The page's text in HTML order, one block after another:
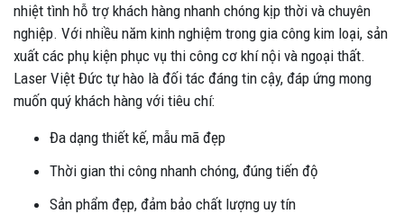
nhiệt tình hỗ trợ khách hàng nhanh chóng kịp thời và chuyên
nghiệp. Với nhiều năm kinh nghiệm trong gia công kim loại, sản
xuất các phụ kiện phục vụ thi công cơ khí nội và ngoại thất.
Laser Việt Đức tự hào là đối tác đáng tin cậy, đáp ứng mong
muốn quý khách hàng với tiêu chí:
Đa dạng thiết kế, mẫu mã đẹp
Thời gian thi công nhanh chóng, đúng tiến độ
Sản phẩm đẹp, đảm bảo chất lượng uy tín